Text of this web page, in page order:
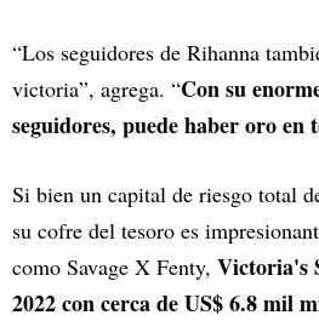
“Los seguidores de Rihanna
victoria”, agrega. “Con su
seguidores, puede haber oro en
Si bien un capital de riesgo total
su cofre del tesoro es
como Savage X Fenty, Victoria's
2022 con cerca de US$ 6.8 mil